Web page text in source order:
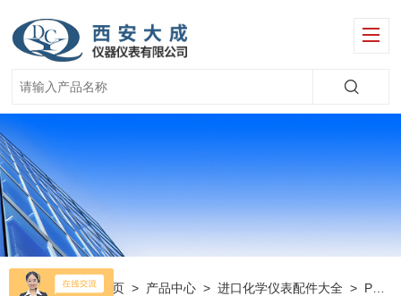
当前位置： 首页 > 产品中心 >进口化学仪表配件大全 > Polymetron仪表配件